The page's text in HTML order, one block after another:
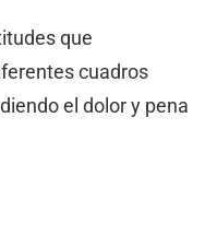
que
cuadros
el dolor y pena